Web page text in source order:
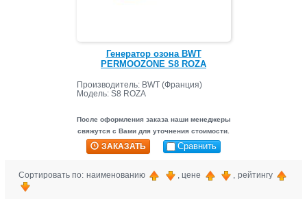
Генератор озона BWT
PERMOOZONE S8 ROZA
Производитель: BWT (Франция)
Модель: S8 ROZA
После оформления заказа наши менеджеры
свяжутся с Вами для уточнения стоимости.
ЗАКАЗАТЬ Сравнить
Сортировать по: наименованию , цене , рейтингу